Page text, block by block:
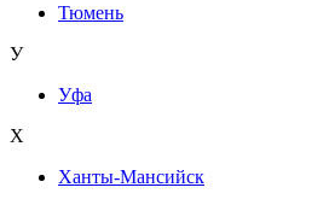
Тюмень
У
Уфа
Х
Ханты-Мансийск